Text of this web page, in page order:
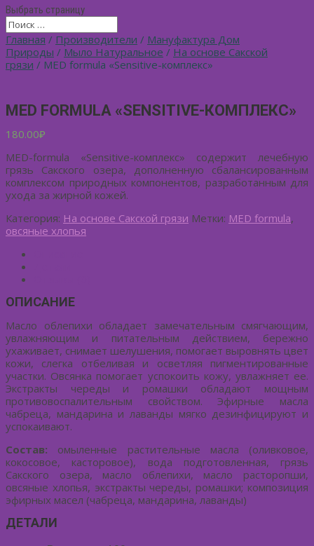
Выбрать страницу
Главная / Производители / Мануфактура Дом
Природы / Мыло Натуральное / На основе Сакской
грязи / MED formula «Sensitive-комплекс»
MED FORMULA «SENSITIVE-КОМПЛЕКС»
180.00₽
MED-formula «Sensitive-комплекс» содержит лечебную
грязь Сакского озера, дополненную сбалансированным
комплексом природных компонентов, разработанным для
ухода за жирной кожей.
Категория: На основе Сакской грязи Метки: MED formula,
овсяные хлопья
ОПИСАНИЕ
Масло облепихи обладает замечательным смягчающим,
увлажняющим и питательным действием, бережно
ухаживает, снимает шелушения, помогает выровнять цвет
кожи, слегка отбеливая и осветляя пигментированные
участки. Овсянка помогает успокоить кожу, увлажняет ее.
Экстракты череды и ромашки обладают мощным
противовоспалительным свойством. Эфирные масла
чабреца, мандарина и лаванды мягко дезинфицируют и
успокаивают.
Состав: омыленные растительные масла (оливковое,
кокосовое, касторовое), вода подготовленная, грязь
Сакского озера, масло облепихи, масло расторопши,
овсяные хлопья, экстракты череды, ромашки; композиция
эфирных масел (чабреца, мандарина, лаванды)
ДЕТАЛИ